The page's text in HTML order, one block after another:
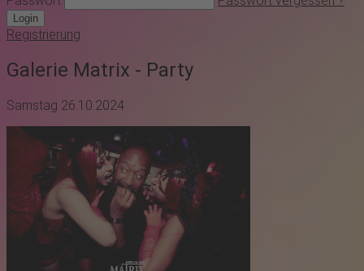
Login
Registrierung
Galerie Matrix - Party
Samstag 26.10.2024